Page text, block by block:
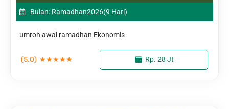
Bulan: Ramadhan2026(9 Hari)
umroh awal ramadhan Ekonomis
(5.0) ★★★★★ Rp. 28 Jt